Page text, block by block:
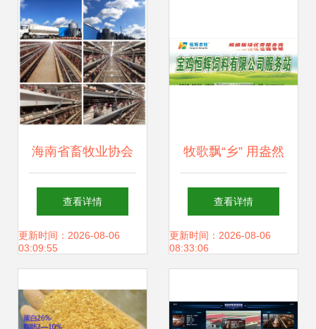
海南省畜牧业协会
深入文昌民营猪
场、文昌嘉源蛋鸡
活动
查看详情
更新时间：2026-08-06
03:09:55
牧歌飘“乡” 用盎然
绿意，唤醒饲料服
务站的品牌力量
查看详情
更新时间：2026-08-06
08:33:06